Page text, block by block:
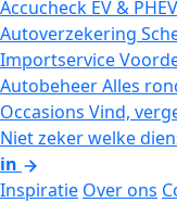
Accucheck EV & PHEV
Autoverzekering
Importservice
AutobeheerAlles
Occasions Vind,
Niet zeker welke
in
Inspiratie Over ons